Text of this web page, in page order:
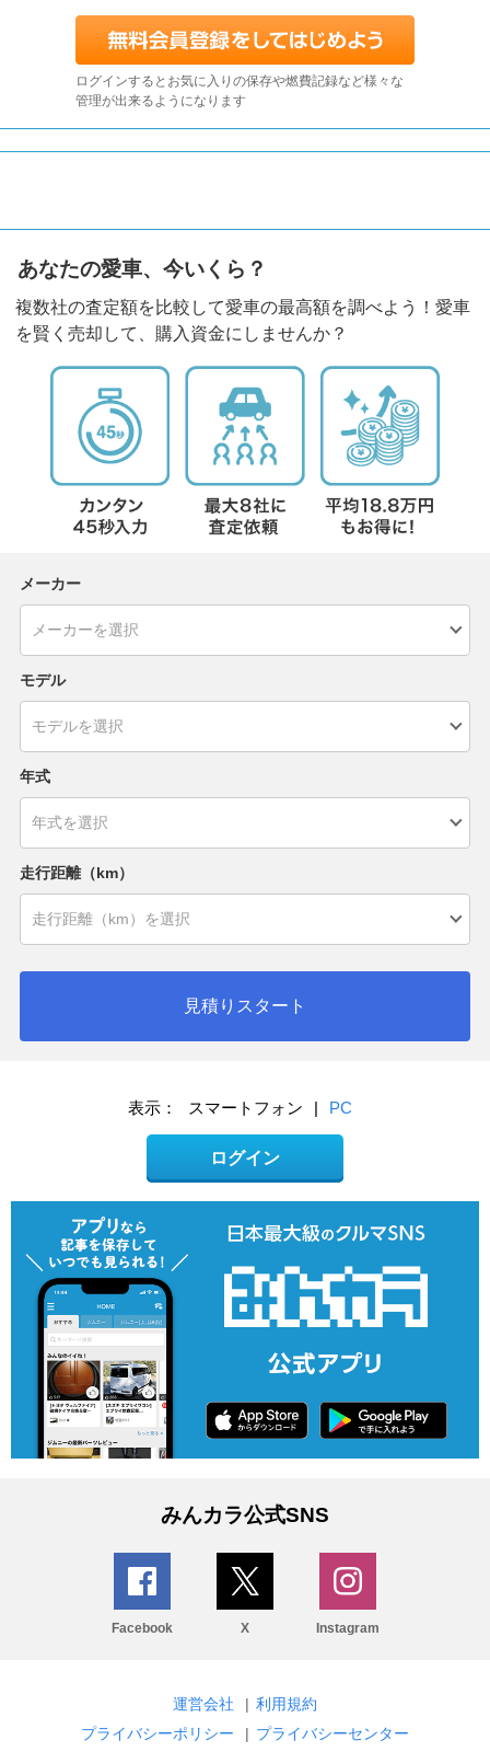
ログインするとお気に入りの保存や燃費記録など様々な
管理が出来るようになります
あなたの愛車、今いくら？
複数社の査定額を比較して愛車の最高額を調べよう！愛車
を賢く売却して、購入資金にしませんか？
メーカー
モデル
年式
走行距離（km）
見積りスタート
表示： スマートフォン | PC
ログイン
みんカラ公式SNS
Facebook X Instagram
運営会社 | 利用規約
プライバシーポリシー
| プライバシーセンター